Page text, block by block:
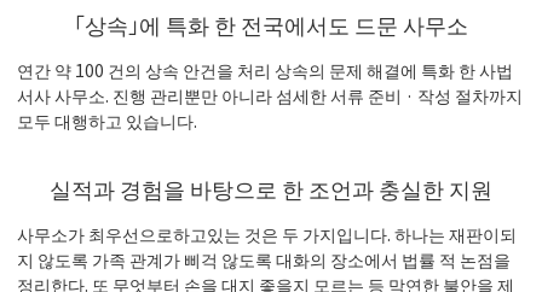
「상속」에 특화 한 전국에서도 드문 사무소
연간 약 100 건의 상속 안건을 처리 상속의 문제 해결에 특화 한 사법
서사 사무소. 진행 관리뿐만 아니라 섬세한 서류 준비 · 작성 절차까지
모두 대행하고 있습니다.
실적과 경험을 바탕으로 한 조언과 충실한 지원
사무소가 최우선으로하고있는 것은 두 가지입니다. 하나는 재판이되
지 않도록 가족 관계가 삐걱 않도록 대화의 장소에서 법률 적 논점을
정리한다. 또 무엇부터 손을 대지 좋을지 모르는 등 막연한 불안을 제